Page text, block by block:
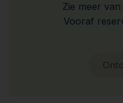
Zie meer
Vooraf